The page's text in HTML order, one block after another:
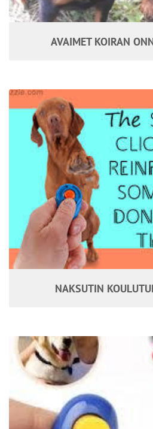
AVAIMET KOIRAN
NAKSUTIN